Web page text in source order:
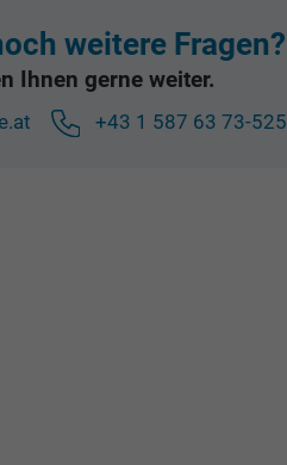
weitere Fragen?
Ihnen gerne weiter.
+43 1 587 63 73-525